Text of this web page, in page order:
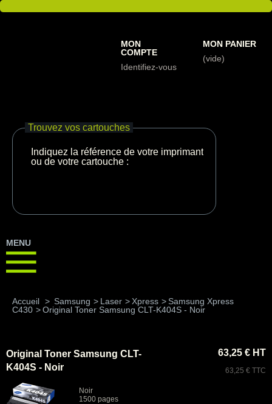
MON
COMPTE
Identifiez-vous
MON PANIER
(vide)
Trouvez vos cartouches
Indiquez la référence de votre imprimante
ou de votre cartouche :
MENU
Accueil > Samsung > Laser > Xpress > Samsung Xpress
C430 >Original Toner Samsung CLT-K404S - Noir
Original Toner Samsung CLT-
K404S - Noir
Noir
1500 pages
63,25 € HT
63,25 € TTC